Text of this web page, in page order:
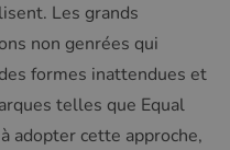
Les grands
non genrées qui
formes inattendues et
telles que Equal
adopter cette approche,